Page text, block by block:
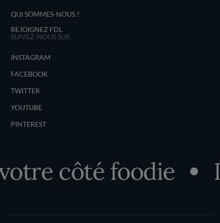
QUI SOMMES-NOUS ?
REJOIGNEZ FDL
SUIVEZ-NOUS SUR
INSTAGRAM
FACEBOOK
TWITTER
YOUTUBE
PINTEREST
côté foodie